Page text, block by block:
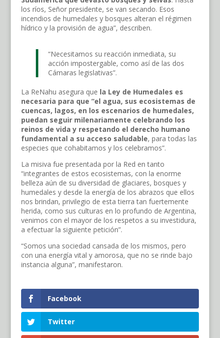
los ríos, Señor presidente, se van secando. Esos
incendios de humedales y bosques alteran el régimen
hídrico y la provisión de agua”, describen.
“Necesitamos su reacción inmediata, su
acción impostergable, como así de las dos
Cámaras legislativas”.
La ReNahu asegura que la Ley de Humedales es
necesaria para que “el agua, sus ecosistemas de
cuencas, lagos, en los escenarios de humedales,
puedan seguir milenariamente celebrando los
reinos de vida y respetando el derecho humano
fundamental a su acceso saludable, para todas las
especies que cohabitamos y los celebramos”.
La misiva fue presentada por la Red en tanto
“integrantes de estos ecosistemas, con la enorme
belleza aún de su diversidad de glaciares, bosques y
humedales y desde la energía de los abrazos que ellos
nos brindan, privilegio de esta tierra tan fuertemente
herida, como sus culturas en lo profundo de Argentina,
venimos con el mayor de los respetos a su investidura,
a efectuar la siguiente petición”.
“Somos una sociedad cansada de los mismos, pero
con una energía vital y amorosa, que no se rinde bajo
instancia alguna”, manifestaron.
Facebook
Twitter